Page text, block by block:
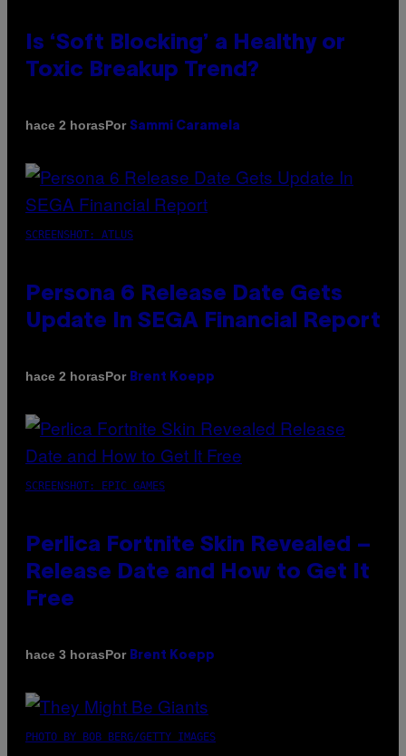
Is ‘Soft Blocking’ a Healthy or
Toxic Breakup Trend?
hace 2 horasPor Sammi Caramela
SCREENSHOT: ATLUS
Persona 6 Release Date Gets
Update In SEGA Financial Report
hace 2 horasPor Brent Koepp
SCREENSHOT: EPIC GAMES
Perlica Fortnite Skin Revealed –
Release Date and How to Get It
Free
hace 3 horasPor Brent Koepp
PHOTO BY BOB BERG/GETTY IMAGES